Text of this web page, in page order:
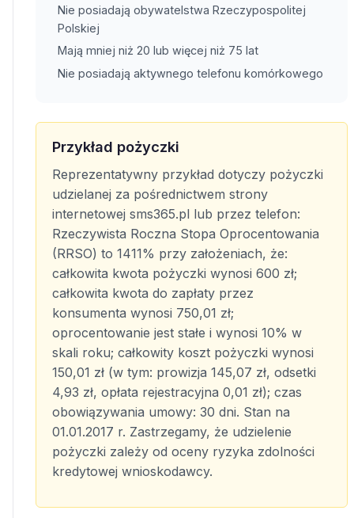
Nie posiadają obywatelstwa Rzeczypospolitej
Polskiej
Mają mniej niż 20 lub więcej niż 75 lat
Nie posiadają aktywnego telefonu komórkowego
Przykład pożyczki
Reprezentatywny przykład dotyczy pożyczki
udzielanej za pośrednictwem strony
internetowej sms365.pl lub przez telefon:
Rzeczywista Roczna Stopa Oprocentowania
(RRSO) to 1411% przy założeniach, że:
całkowita kwota pożyczki wynosi 600 zł;
całkowita kwota do zapłaty przez
konsumenta wynosi 750,01 zł;
oprocentowanie jest stałe i wynosi 10% w
skali roku; całkowity koszt pożyczki wynosi
150,01 zł (w tym: prowizja 145,07 zł, odsetki
4,93 zł, opłata rejestracyjna 0,01 zł); czas
obowiązywania umowy: 30 dni. Stan na
01.01.2017 r. Zastrzegamy, że udzielenie
pożyczki zależy od oceny ryzyka zdolności
kredytowej wnioskodawcy.